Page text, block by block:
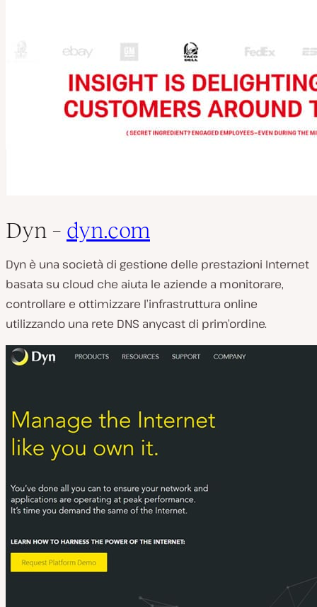
Dyn – dyn.com
Dyn è una società di gestione delle prestazioni Internet
basata su cloud che aiuta le aziende a monitorare,
controllare e ottimizzare l’infrastruttura online
utilizzando una rete DNS anycast di prim’ordine.